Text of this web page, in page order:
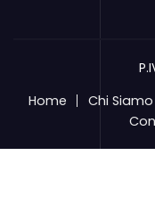
Home
Chi Siamo